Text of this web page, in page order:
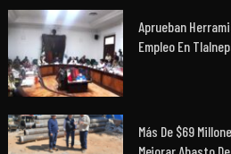
Aprueban
Empleo En
Más De $69